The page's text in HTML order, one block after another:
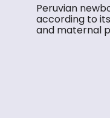
Peruvian
according to
and maternal